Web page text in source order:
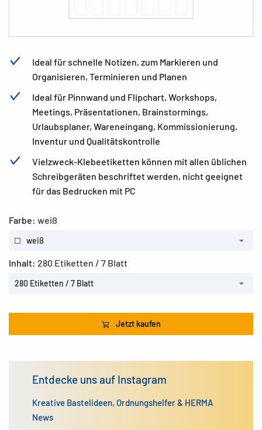
Ideal für schnelle Notizen, zum Markieren und
Organisieren, Terminieren und Planen
Ideal für Pinnwand und Flipchart, Workshops,
Meetings, Präsentationen, Brainstormings,
Urlaubsplaner, Wareneingang, Kommissionierung,
Inventur und Qualitätskontrolle
Vielzweck-Klebeetiketten können mit allen üblichen
Schreibgeräten beschriftet werden, nicht geeignet
für das Bedrucken mit PC
Farbe: weiß
weiß
Inhalt: 280 Etiketten / 7 Blatt
280 Etiketten / 7 Blatt
Jetzt kaufen
Entdecke uns auf Instagram
Kreative Bastelideen, Ordnungshelfer & HERMA
News